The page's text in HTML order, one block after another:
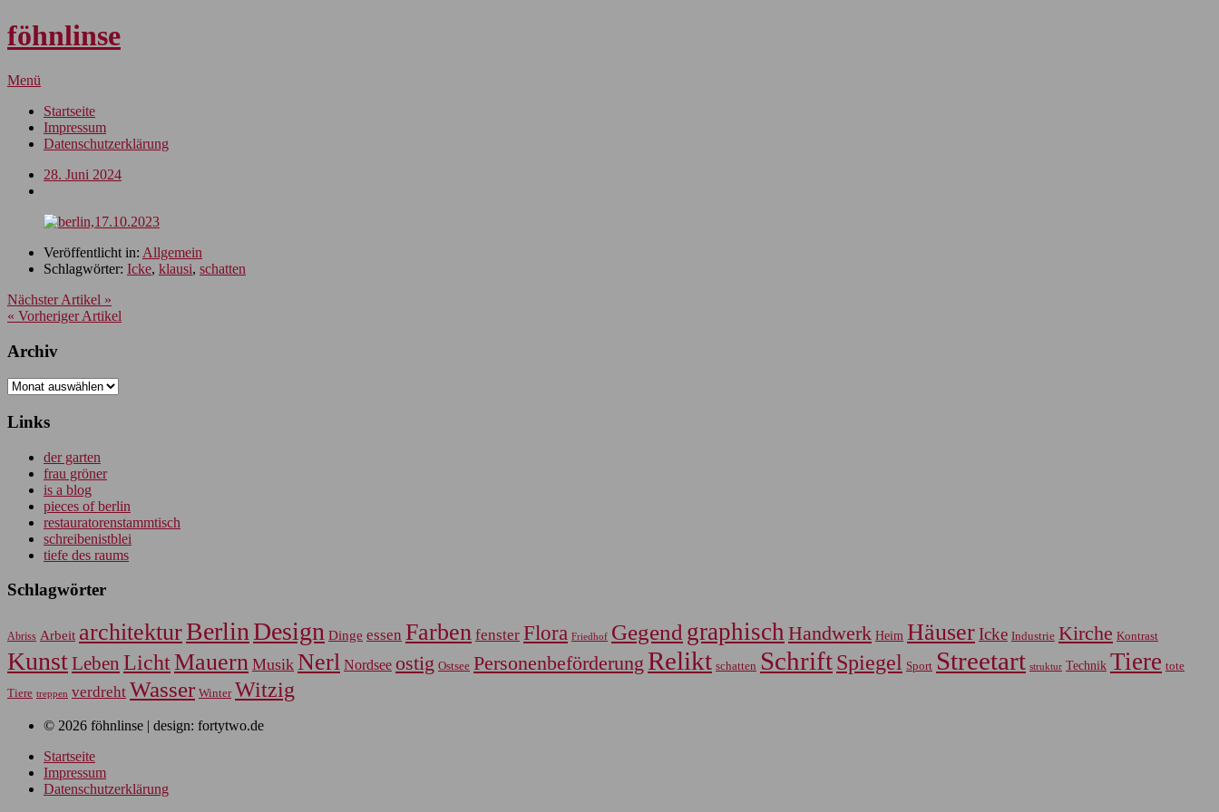
föhnlinse
Menü
Startseite
Impressum
Datenschutzerklärung
28. Juni 2024
Veröffentlicht in: Allgemein
Schlagwörter: Icke, klausi, schatten
Nächster Artikel »
« Vorheriger Artikel
Archiv
Archiv
Links
der garten
frau gröner
is a blog
pieces of berlin
restauratorenstammtisch
schreibenistblei
tiefe des raums
Schlagwörter
Abriss Arbeit architekturBerlin Design Dinge essen Farben fenster Flora Friedhof Gegend graphisch Handwerk Heim HäuserIcke Industrie Kirche Kontrast
KunstLeben LichtMauern Musik Nerl Nordsee ostig Ostsee Personenbeförderung Relikt schatten SchriftSpiegel Sport Streetart struktur Technik Tiere tote
Tiere treppen verdreht Wasser Winter Witzig
© 2026 föhnlinse | design: fortytwo.de
Startseite
Impressum
Datenschutzerklärung